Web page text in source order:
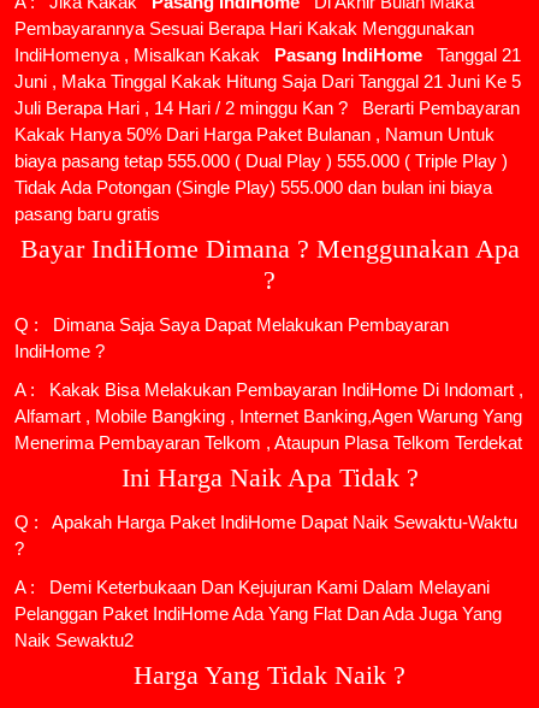
Pembayarannya Sesuai Berapa Hari Kakak Menggunakan
IndiHomenya , Misalkan Kakak
Pasang IndiHome
Tanggal 21
Juni , Maka Tinggal Kakak Hitung Saja Dari Tanggal 21 Juni Ke 5
Juli Berapa Hari , 14 Hari / 2 minggu Kan ? Berarti Pembayaran
Kakak Hanya 50% Dari Harga Paket Bulanan , Namun Untuk
biaya pasang tetap 555.000 ( Dual Play ) 555.000 ( Triple Play )
Tidak Ada Potongan (Single Play) 555.000 dan bulan ini biaya
pasang baru gratis
Bayar IndiHome Dimana ? Menggunakan Apa
?
Q : Dimana Saja Saya Dapat Melakukan Pembayaran
IndiHome ?
A : Kakak Bisa Melakukan Pembayaran IndiHome Di Indomart ,
Alfamart , Mobile Bangking , Internet Banking,Agen Warung Yang
Menerima Pembayaran Telkom , Ataupun Plasa Telkom Terdekat
Ini Harga Naik Apa Tidak ?
Q : Apakah Harga Paket IndiHome Dapat Naik Sewaktu-Waktu
?
A : Demi Keterbukaan Dan Kejujuran Kami Dalam Melayani
Pelanggan Paket IndiHome Ada Yang Flat Dan Ada Juga Yang
Naik Sewaktu2
Harga Yang Tidak Naik ?